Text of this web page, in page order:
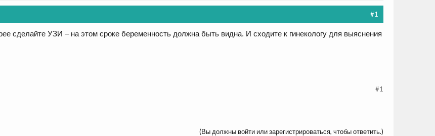
#1
сделайте УЗИ – на этом сроке беременность должна быть видна. И сходите к гинекологу для выяснения
#1
(Вы должны войти или зарегистрироваться, чтобы ответить.)